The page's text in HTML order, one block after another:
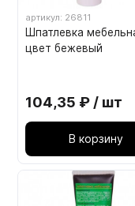
артикул: 26811
Шпатлевка
цвет бежевый
104,35 ₽ / шт
В корзину